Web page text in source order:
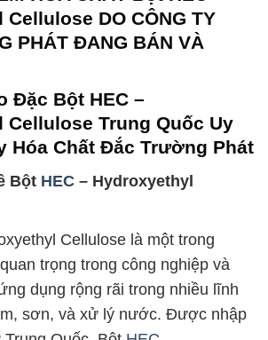
DO CÔNG TY
PHÁT ĐANG BÁN VÀ
Đặc Bột HEC –
Cellulose Trung Quốc Uy
Hóa Chất Đắc Trường Phát
Bột HEC – Hydroxyethyl
Cellulose là một trong
trọng trong công nghiệp và
dụng rộng rãi trong nhiều lĩnh
sơn, và xử lý nước. Được nhập